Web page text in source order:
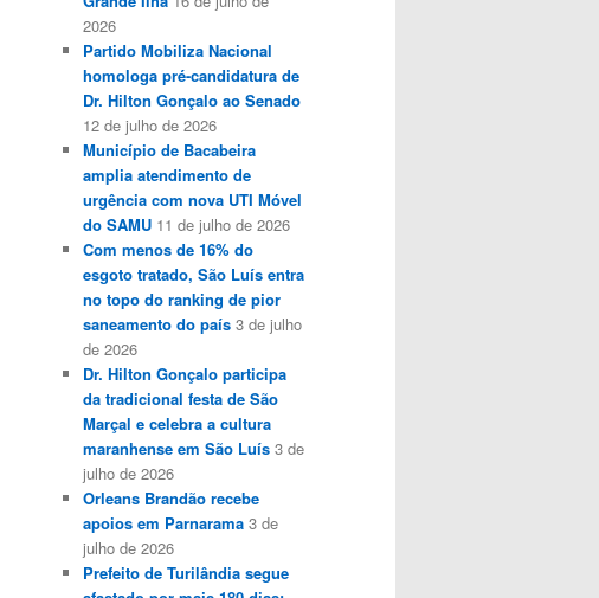
2026
Partido Mobiliza Nacional
homologa pré-candidatura de
Dr. Hilton Gonçalo ao Senado
12 de julho de 2026
Município de Bacabeira
amplia atendimento de
urgência com nova UTI Móvel
do SAMU 11 de julho de 2026
Com menos de 16% do
esgoto tratado, São Luís entra
no topo do ranking de pior
saneamento do país 3 de julho
de 2026
Dr. Hilton Gonçalo participa
da tradicional festa de São
Marçal e celebra a cultura
maranhense em São Luís 3 de
julho de 2026
Orleans Brandão recebe
apoios em Parnarama 3 de
julho de 2026
Prefeito de Turilândia segue